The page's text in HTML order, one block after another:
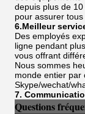
depuis plus de
pour assurer
6.Meilleur
Des employés
ligne pendant
vous offrant
Nous sommes
monde entier par
Skype/wechat/
7.
Questions